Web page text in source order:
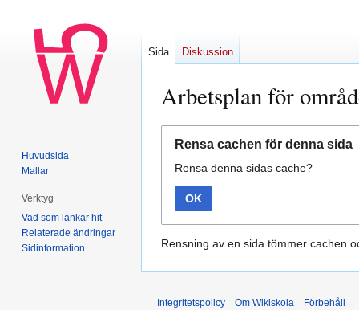
Arbetsplan för
navigering
sök
Rensa cachen för denna sida
Rensa denna sidas cache?
OK
Rensning av en sida tömmer cachen
Sida Diskussion
Huvudsida
Mallar
Verktyg
Vad som länkar hit
Relaterade ändringar
Sidinformation
Integritetspolicy Om Wikiskola Förbehåll